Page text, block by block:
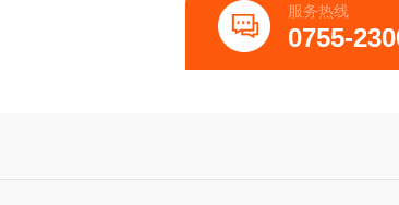
服务热线
0755-